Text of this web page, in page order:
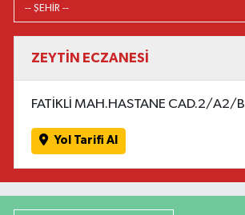
ZEYTİN ECZANESİ
FATİKLİ MAH.HASTANE CAD.2/A2/B
Yol Tarifi Al